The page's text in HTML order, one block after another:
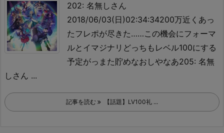
202: 名無しさん
2018/06/03(日)02:34:34200万近くあっ
たフレポが尽きた……この機会にフォーマ
ルとイマジナリどっちもレベル100にする
予定がっ また貯めなおしやなあ205: 名無
しさん ...
記事を読む 【話題】LV100礼 ...